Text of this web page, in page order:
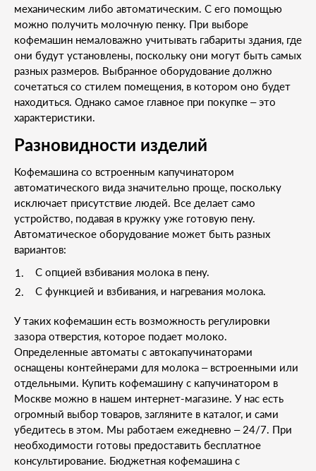
механическим либо автоматическим. С его помощью
можно получить молочную пенку. При выборе
кофемашин немаловажно учитывать габариты здания, где
они будут установлены, поскольку они могут быть самых
разных размеров. Выбранное оборудование должно
сочетаться со стилем помещения, в котором оно будет
находиться. Однако самое главное при покупке – это
характеристики.
Разновидности изделий
Кофемашина со встроенным капучинатором
автоматического вида значительно проще, поскольку
исключает присутствие людей. Все делает само
устройство, подавая в кружку уже готовую пену.
Автоматическое оборудование может быть разных
вариантов:
С опцией взбивания молока в пену.
С функцией и взбивания, и нагревания молока.
У таких кофемашин есть возможность регулировки
зазора отверстия, которое подает молоко.
Определенные автоматы с автокапучинаторами
оснащены контейнерами для молока – встроенными или
отдельными. Купить кофемашину с капучинатором в
Москве можно в нашем интернет-магазине. У нас есть
огромный выбор товаров, загляните в каталог, и сами
убедитесь в этом. Мы работаем ежедневно – 24/7. При
необходимости готовы предоставить бесплатное
консультирование. Бюджетная кофемашина с